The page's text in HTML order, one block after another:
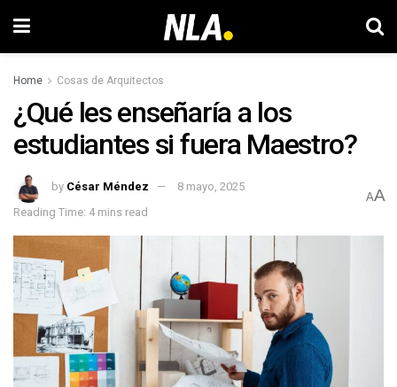
Home Cosas de Arquitectos
¿Qué les enseñaría a los
estudiantes si fuera Maestro?
by César Méndez
8 mayo, 2025
Reading Time: 4 mins read
AA